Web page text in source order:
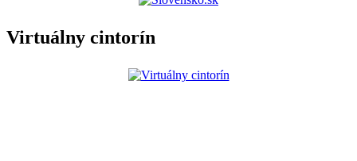
Virtuálny cintorín